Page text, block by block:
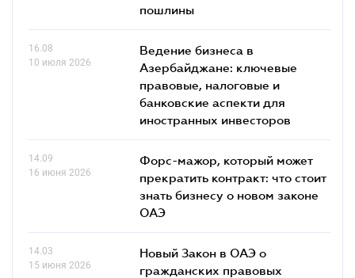
пошлины
16.08
10 июля 2026
Ведение бизнеса в
Азербайджане: ключевые
правовые, налоговые и
банковские аcпекти для
иностранных инвесторов
14.09
16 июня 2026
Форс-мажор, который может
прекратить контракт: что стоит
знать бизнесу о новом законе
ОАЭ
14.03
15 июня 2026
Новый Закон в ОАЭ о
гражданских правовых